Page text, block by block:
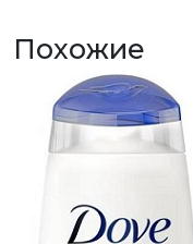
Похожие